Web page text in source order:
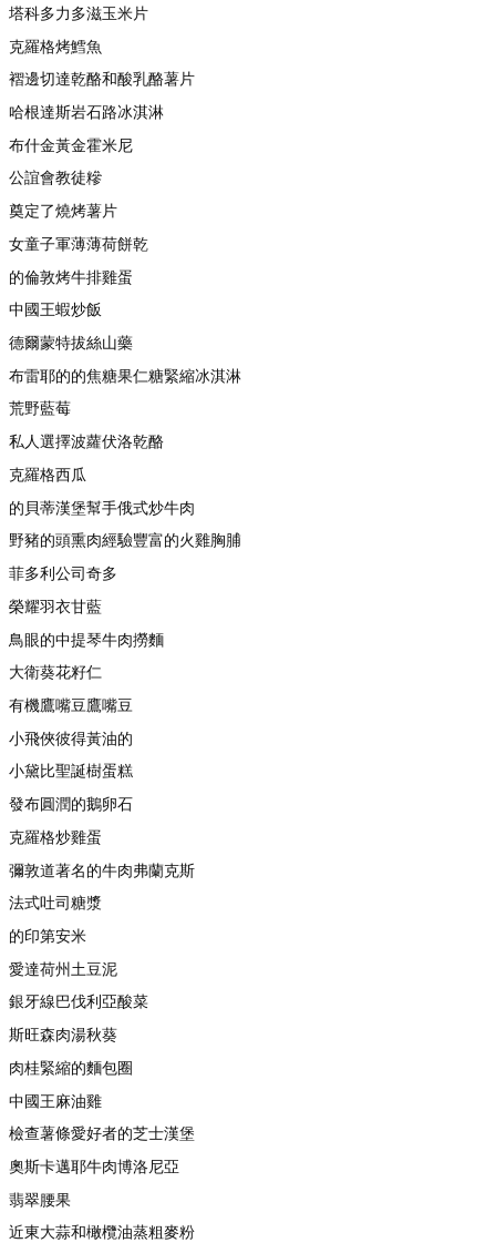
塔科多力多滋玉米片
克羅格烤鱈魚
褶邊切達乾酪和酸乳酪薯片
哈根達斯岩石路冰淇淋
布什金黃金霍米尼
公誼會教徒糝
奠定了燒烤薯片
女童子軍薄薄荷餅乾
的倫敦烤牛排雞蛋
中國王蝦炒飯
德爾蒙特拔絲山藥
布雷耶的的焦糖果仁糖緊縮冰淇淋
荒野藍莓
私人選擇波蘿伏洛乾酪
克羅格西瓜
的貝蒂漢堡幫手俄式炒牛肉
野豬的頭熏肉經驗豐富的火雞胸脯
菲多利公司奇多
榮耀羽衣甘藍
鳥眼的中提琴牛肉撈麵
大衛葵花籽仁
有機鷹嘴豆鷹嘴豆
小飛俠彼得黃油的
小黛比聖誕樹蛋糕
發布圓潤的鵝卵石
克羅格炒雞蛋
彌敦道著名的牛肉弗蘭克斯
法式吐司糖漿
的印第安米
愛達荷州土豆泥
銀牙線巴伐利亞酸菜
斯旺森肉湯秋葵
肉桂緊縮的麵包圈
中國王麻油雞
檢查薯條愛好者的芝士漢堡
奧斯卡邁耶牛肉博洛尼亞
翡翠腰果
近東大蒜和橄欖油蒸粗麥粉